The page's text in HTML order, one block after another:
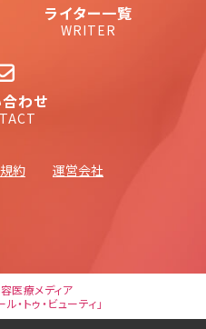
ライター一覧
WRITER
わせ
約
運営会社
医療メディア
トゥ・ビューティ」